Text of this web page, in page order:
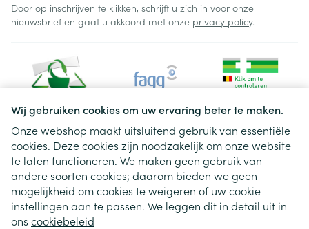
Wij gebruiken cookies om uw ervaring beter te maken.
Onze webshop maakt uitsluitend gebruik van essentiële
cookies. Deze cookies zijn noodzakelijk om onze website
te laten functioneren. We maken geen gebruik van
andere soorten cookies; daarom bieden we geen
mogelijkheid om cookies te weigeren of uw cookie-
instellingen aan te passen. We leggen dit in detail uit in
ons cookiebeleid
Door op inschrijven te klikken, schrijft u zich in voor onze
nieuwsbrief en gaat u akkoord met onze privacy policy.
Juridische links